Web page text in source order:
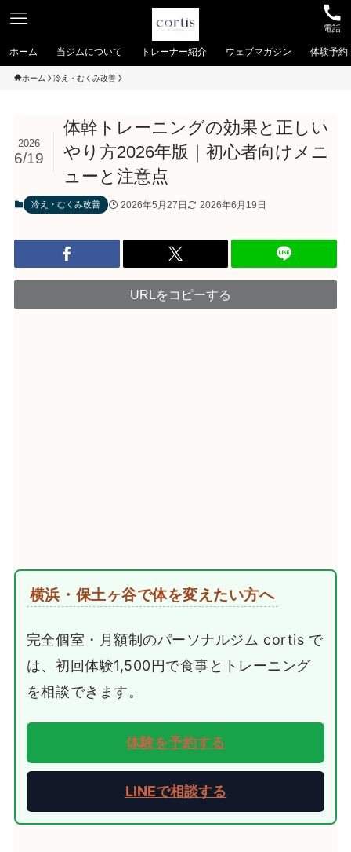
電話
ホーム 当ジムについて トレーナー紹介 ウェブマガジン 体験予約
ホーム 冷え・むくみ改善
体幹トレーニングの効果と正しい
やり方2026年版｜初心者向けメニ
ューと注意点
2026
6/19
冷え・むくみ改善 2026年5月27日 2026年6月19日
URLをコピーする
横浜・保土ヶ谷で体を変えたい方へ
完全個室・月額制のパーソナルジム cortis で
は、初回体験1,500円で食事とトレーニング
を相談できます。
体験を予約する
LINEで相談する